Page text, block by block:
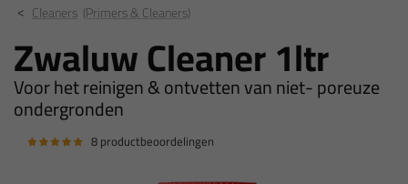
Cleaners (Primers & Cleaners)
Zwaluw Cleaner 1ltr
Voor het reinigen & ontvetten van niet- poreuze
ondergronden
8 productbeoordelingen